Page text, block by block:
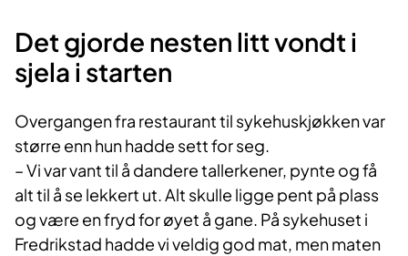
Det gjorde nesten litt vondt i
sjela i starten
Overgangen fra restaurant til sykehuskjøkken var
større enn hun hadde sett for seg.
– Vi var vant til å dandere tallerkener, pynte og få
alt til å se lekkert ut. Alt skulle ligge pent på plass
og være en fryd for øyet å gane. På sykehuset i
Fredrikstad hadde vi veldig god mat, men maten